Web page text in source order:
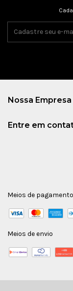
Nossa Empresa
Entre em
Meios de pagamento
Meios de envio